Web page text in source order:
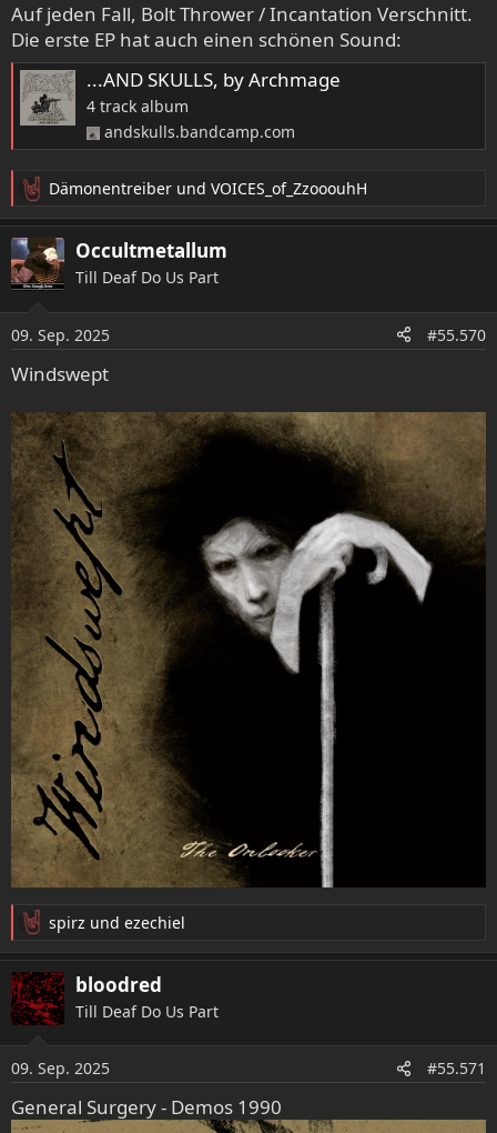
Auf jeden Fall, Bolt Thrower / Incantation Verschnitt.
Die erste EP hat auch einen schönen Sound:
...AND SKULLS, by Archmage
4 track album
andskulls.bandcamp.com
R
e
a
k
t
n
e
n
:
Dämonentreiber und VOICES_of_ZzooouhH
Occultmetallum
Till Deaf Do Us Part
09. Sep. 2025 #55.570
Windswept
R
e
a
k
t
n
e
n
spirz und ezechiel
bloodred
Till Deaf Do Us Part
09. Sep. 2025 #55.571
General Surgery - Demos 1990